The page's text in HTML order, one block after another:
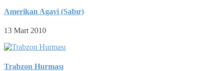
Amerikan Agavi (Sabır)
13 Mart 2010
Trabzon Hurması